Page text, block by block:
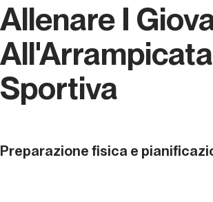
Allenare I
All'Arrampicata
Sportiva
Preparazione fisica e